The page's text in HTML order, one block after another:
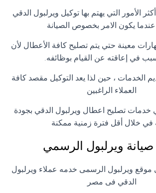
الأمور التي يهتم بها توكيل ويرلبول الدقي
يكون الامر بخصوص الصيانة
معينة حتي يتم تصليح كافة الأعطال لأن
في إعاقته عن القيام بوظائفه.
الخدمات ، حين لذا يعد التوكيل مقصد كافة
العملاء الراغبين
تصليح اعطال ويرلبول الدقي بجودة
في خلال أقل فترة زمنية ممكنة
ويرلبول الرسمي
موقع ويرلبول الرسمى خدمه عملاء ويرلبول
الدقي فى مصر